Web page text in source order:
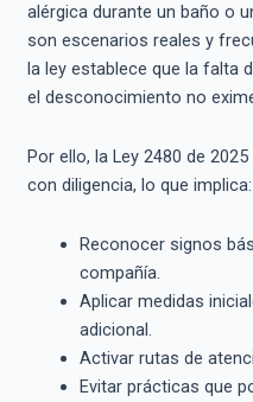
alérgica durante un baño o
son escenarios reales y
la ley establece que la falta
el desconocimiento no
Por ello, la Ley 2480 de
con diligencia, lo que implica:
Reconocer signos
compañía.
Aplicar medidas
adicional.
Activar rutas de
Evitar prácticas que